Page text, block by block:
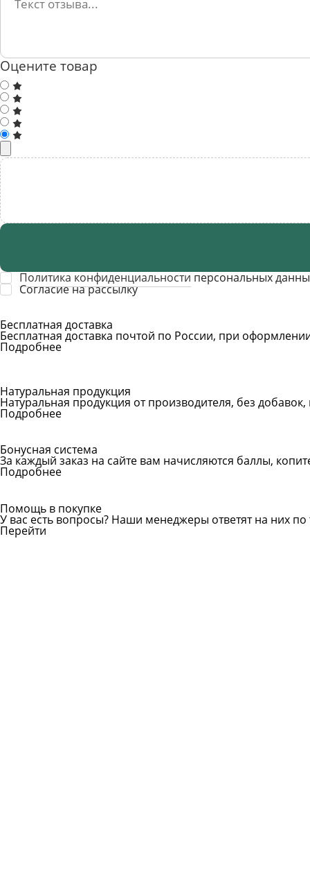
Оцените товар
Политика конфиденциальности персональных
Cогласие на рассылку
Бесплатная доставка
Бесплатная доставка почтой по России, при
Подробнее
Натуральная продукция
Натуральная продукция от производителя, без
Подробнее
Бонусная система
За каждый заказ на сайте вам начисляются баллы,
Подробнее
Помощь в покупке
У вас есть вопросы? Наши менеджеры ответят на них
Перейти